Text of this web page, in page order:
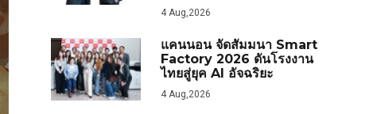
4 Aug,2026
แคนนอน จัดสัมมนา Smart
Factory 2026 ดันโรงงาน
ไทยสู่ยุค AI อัจฉริยะ
4 Aug,2026